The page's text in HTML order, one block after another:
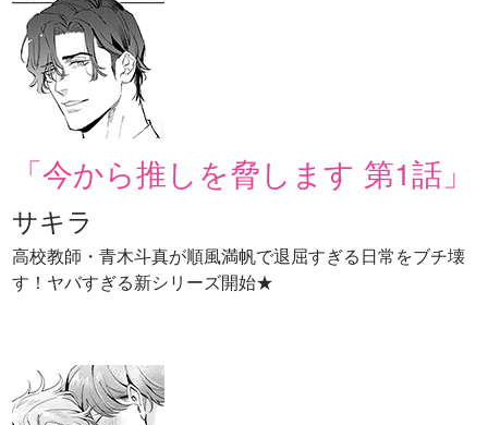
「今から推しを脅します 第1話」
サキラ
高校教師・青木斗真が順風満帆で退屈すぎる日常をブチ壊
す！ヤバすぎる新シリーズ開始★